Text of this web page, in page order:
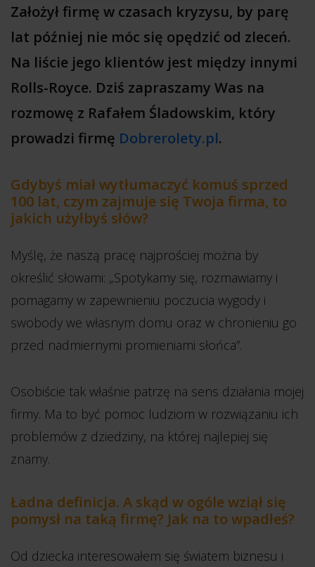
Założył firmę w czasach kryzysu, by parę
lat później nie móc się opędzić od zleceń.
Na liście jego klientów jest między innymi
Rolls-Royce. Dziś zapraszamy Was na
rozmowę z Rafałem Śladowskim, który
prowadzi firmę Dobrerolety.pl.
Gdybyś miał wytłumaczyć komuś sprzed
100 lat, czym zajmuje się Twoja firma, to
jakich użyłbyś słów?
Myślę, że naszą pracę najprościej można by
określić słowami: „Spotykamy się, rozmawiamy i
pomagamy w zapewnieniu poczucia wygody i
swobody we własnym domu oraz w chronieniu go
przed nadmiernymi promieniami słońca”.
Osobiście tak właśnie patrzę na sens działania mojej
firmy. Ma to być pomoc ludziom w rozwiązaniu ich
problemów z dziedziny, na której najlepiej się
znamy.
Ładna definicja. A skąd w ogóle wziął się
pomysł na taką firmę? Jak na to wpadłeś?
Od dziecka interesowałem się światem biznesu i